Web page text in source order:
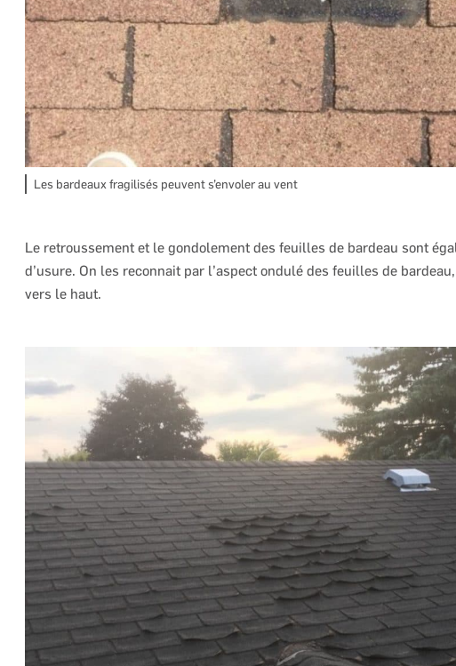
Les bardeaux fragilisés peuvent s’envoler au vent
Le retroussement et le gondolement des feuilles de bardeau sont
d’usure. On les reconnait par l’aspect ondulé des feuilles de
vers le haut.